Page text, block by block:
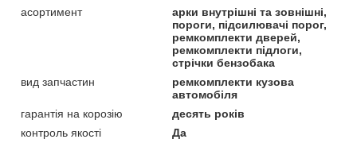
асортимент
арки внутрішні та зовнішні,
пороги, підсилювачі порог,
ремкомплекти дверей,
ремкомплекти підлоги,
стрічки бензобака
вид запчастин
ремкомплекти кузова
автомобіля
гарантія на корозію
десять років
контроль якості
Да